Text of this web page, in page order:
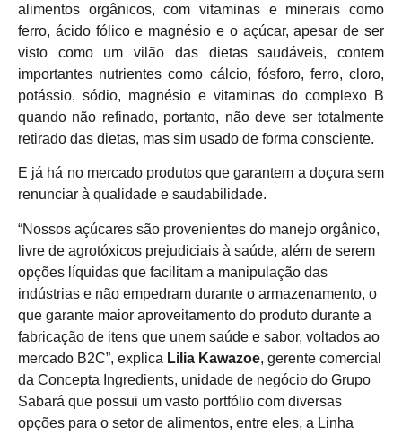
alimentos orgânicos, com vitaminas e minerais como
ferro, ácido fólico e magnésio e o açúcar, apesar de ser
visto como um vilão das dietas saudáveis, contem
importantes nutrientes como cálcio, fósforo, ferro, cloro,
potássio, sódio, magnésio e vitaminas do complexo B
quando não refinado, portanto, não deve ser totalmente
retirado das dietas, mas sim usado de forma consciente.
E já há no mercado produtos que garantem a doçura sem
renunciar à qualidade e saudabilidade.
“Nossos açúcares são provenientes do manejo orgânico,
livre de agrotóxicos prejudiciais à saúde, além de serem
opções líquidas que facilitam a manipulação das
indústrias e não empedram durante o armazenamento, o
que garante maior aproveitamento do produto durante a
fabricação de itens que unem saúde e sabor, voltados ao
mercado B2C”, explica Lilia Kawazoe, gerente comercial
da Concepta Ingredients, unidade de negócio do Grupo
Sabará que possui um vasto portfólio com diversas
opções para o setor de alimentos, entre eles, a Linha